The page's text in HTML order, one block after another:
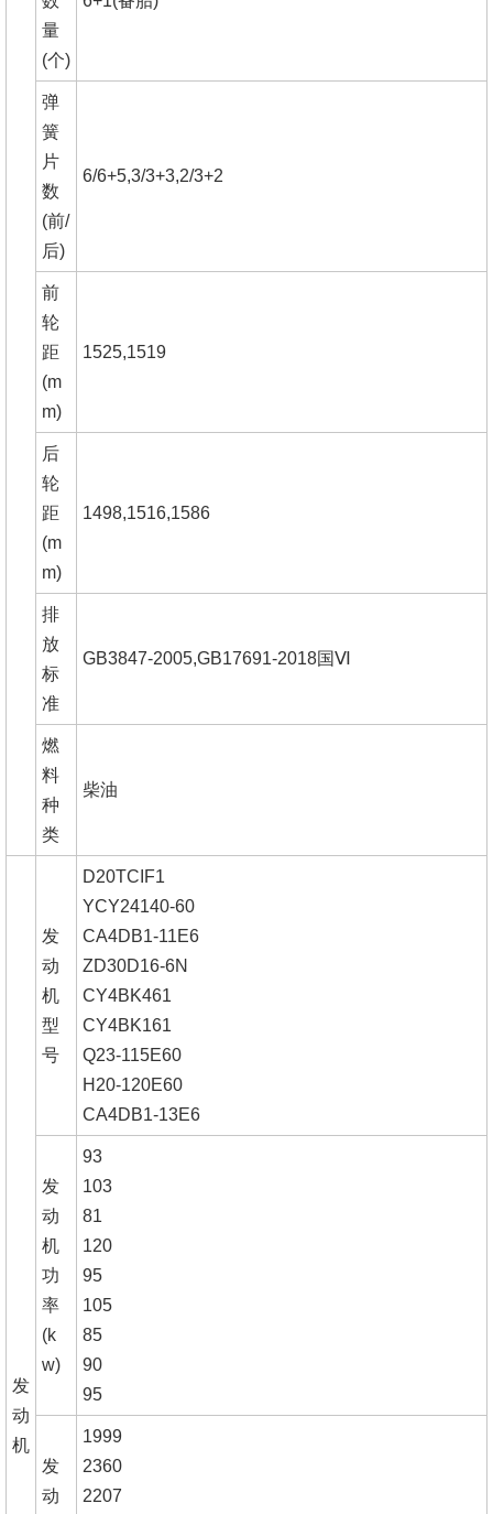
量
(个)
弹
簧
片
数
(前/
后)
6/6+5,3/3+3,2/3+2
前
轮
距
(m
m)
1525,1519
后
轮
距
(m
m)
1498,1516,1586
排
放
标
准
GB3847-2005,GB17691-2018国Ⅵ
燃
料
种
类
柴油
发
动
机
发
动
机
型
号
D20TCIF1
YCY24140-60
CA4DB1-11E6
ZD30D16-6N
CY4BK461
CY4BK161
Q23-115E60
H20-120E60
CA4DB1-13E6
发
动
机
功
率
(k
w)
93
103
81
120
95
105
85
90
95
发
动
1999
2360
2207